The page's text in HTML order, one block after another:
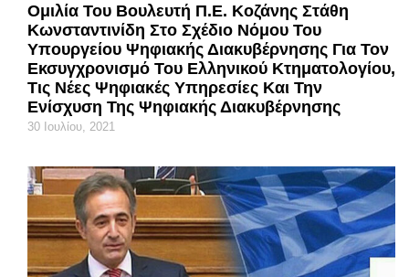
Ομιλία Του Βουλευτή Π.Ε. Κοζάνης Στάθη
Κωνσταντινίδη Στο Σχέδιο Νόμου Του
Υπουργείου Ψηφιακής Διακυβέρνησης Για Τον
Εκσυγχρονισμό Του Ελληνικού Κτηματολογίου,
Τις Νέες Ψηφιακές Υπηρεσίες Και Την
Ενίσχυση Της Ψηφιακής Διακυβέρνησης
30 Ιουλίου, 2021